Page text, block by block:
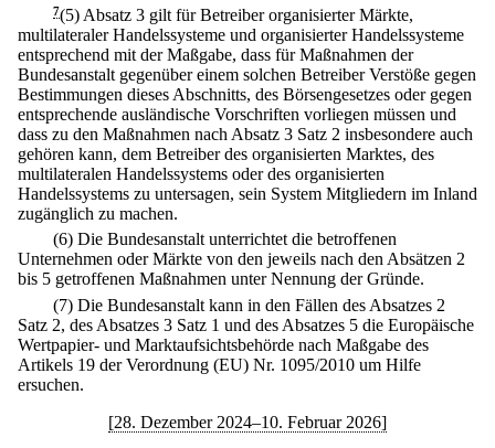
7(5) Absatz 3 gilt für Betreiber organisierter Märkte,
multilateraler Handelssysteme und organisierter Handelssysteme
entsprechend mit der Maßgabe, dass für Maßnahmen der
Bundesanstalt gegenüber einem solchen Betreiber Verstöße gegen
Bestimmungen dieses Abschnitts, des Börsengesetzes oder gegen
entsprechende ausländische Vorschriften vorliegen müssen und
dass zu den Maßnahmen nach Absatz 3 Satz 2 insbesondere auch
gehören kann, dem Betreiber des organisierten Marktes, des
multilateralen Handelssystems oder des organisierten
Handelssystems zu untersagen, sein System Mitgliedern im Inland
zugänglich zu machen.
(6) Die Bundesanstalt unterrichtet die betroffenen
Unternehmen oder Märkte von den jeweils nach den Absätzen 2
bis 5 getroffenen Maßnahmen unter Nennung der Gründe.
(7) Die Bundesanstalt kann in den Fällen des Absatzes 2
Satz 2, des Absatzes 3 Satz 1 und des Absatzes 5 die Europäische
Wertpapier- und Marktaufsichtsbehörde nach Maßgabe des
Artikels 19 der Verordnung (EU) Nr. 1095/2010 um Hilfe
ersuchen.
[28. Dezember 2024–10. Februar 2026]